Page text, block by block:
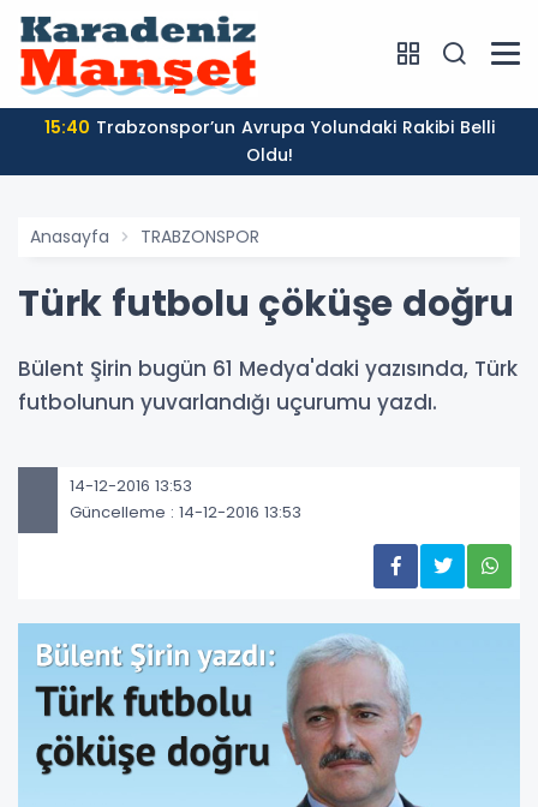
15:40
Oldu!
Anasayfa TRABZONSPOR
Türk futbolu çöküşe doğru
Bülent Şirin bugün 61 Medya'daki yazısında, Türk
futbolunun yuvarlandığı uçurumu yazdı.
14-12-2016 13:53
Güncelleme : 14-12-2016 13:53